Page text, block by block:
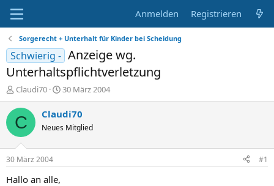
Anmelden Registrieren
Sorgerecht + Unterhalt für Kinder bei Scheidung
Schwierig - Anzeige wg.
Unterhaltspflichtverletzung
E
r
s
t
e
r
Claudi70
E
r
s
e
t
30 März 2004
C Claudi70
Neues Mitglied
30 März 2004 #1
Hallo an alle,